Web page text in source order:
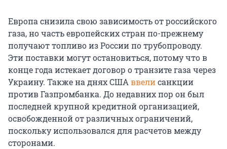
Европа снизила свою зависимость от российского
газа, но часть европейских стран по-прежнему
получают топливо из России по трубопроводу.
Эти поставки могут остановиться, потому что в
конце года истекает договор о транзите газа через
Украину. Также на днях США ввелисанкции
против Газпромбанка. До недавних пор он был
последней крупной кредитной организацией,
освобожденной от различных ограничений,
поскольку использовался для расчетов между
сторонами.